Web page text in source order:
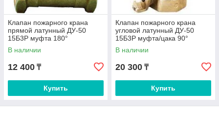
Клапан пожарного крана
прямой латунный ДУ-50
15Б3Р муфта 180°
В наличии
12 400 ₸
Купить
Клапан пожарного крана
угловой латунный ДУ-50
15Б3Р муфта/цака 90°
В наличии
20 300 ₸
Купить